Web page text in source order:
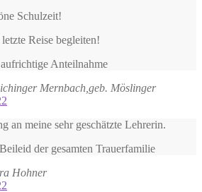
Schulzeit!
Reise begleiten!
Anteilnahme
Mernbach,geb. Möslinger
an meine sehr geschätzte Lehrerin.
der gesamten Trauerfamilie
Hohner